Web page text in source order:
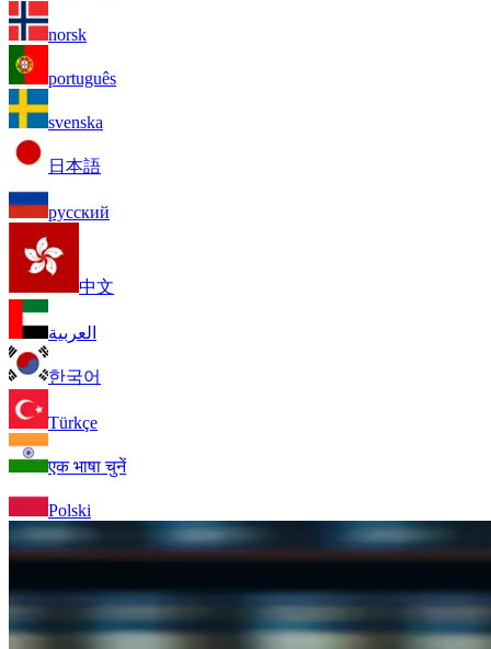
norsk
português
svenska
日本語
русский
中文
العربية
한국어
Türkçe
एक भाषा चुनें
Polski